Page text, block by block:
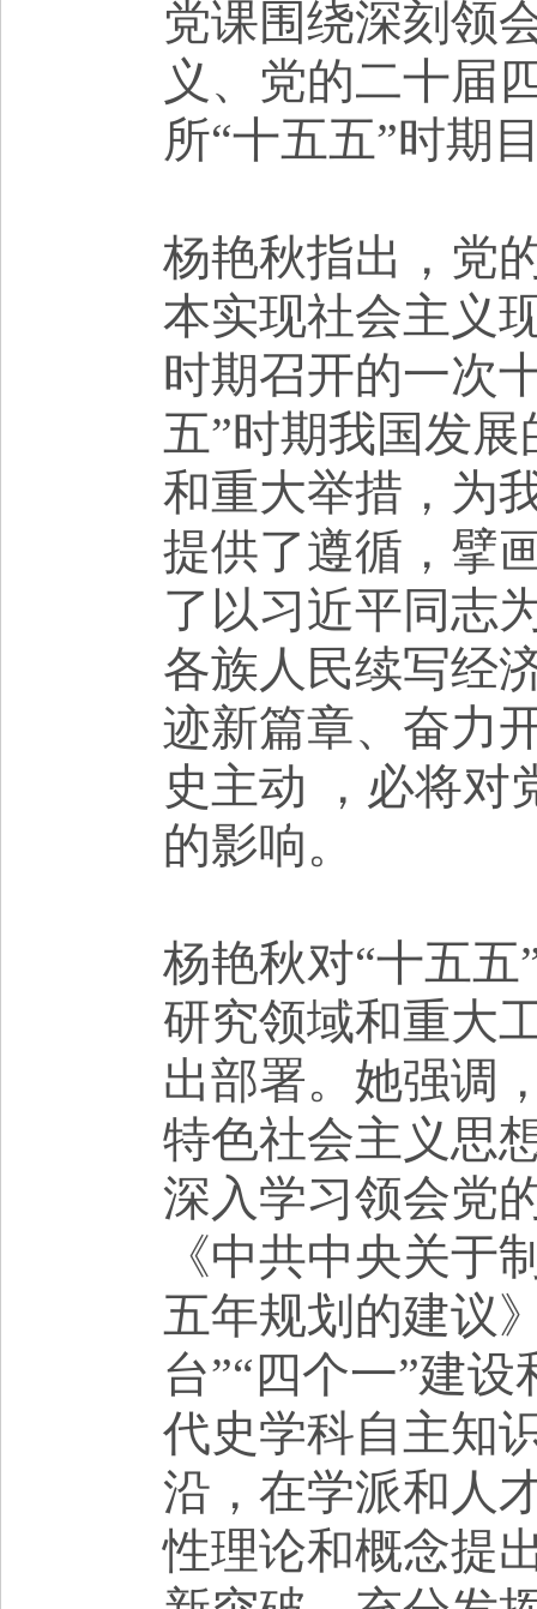
党课围绕深刻领
义、党的二十届
所“十五五”时期
杨艳秋指出，党
本实现社会主义
时期召开的一次
五”时期我国发
和重大举措，为
提供了遵循，擘
了以习近平同志
各族人民续写经
迹新篇章、奋力
史主动 ，必将对
的影响。
杨艳秋对“十五
研究领域和重大
出部署。她强调
特色社会主义思
深入学习领会党
《中共中央关于
五年规划的建议
台”“ 四个一”建设
代史学科自主知
沿 ， 在学派和人
性理论和概念提